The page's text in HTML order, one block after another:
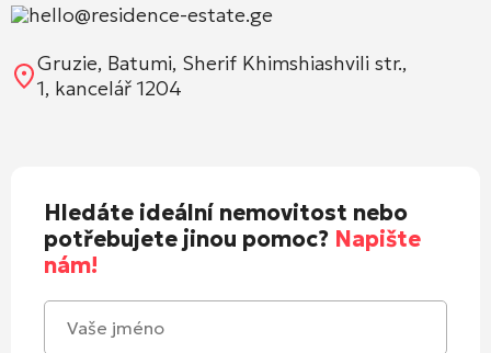
hello@residence-estate.ge
Gruzie, Batumi, Sherif Khimshiashvili str.,
1, kancelář 1204
Hledáte ideální nemovitost nebo
potřebujete jinou pomoc? Napište
nám!